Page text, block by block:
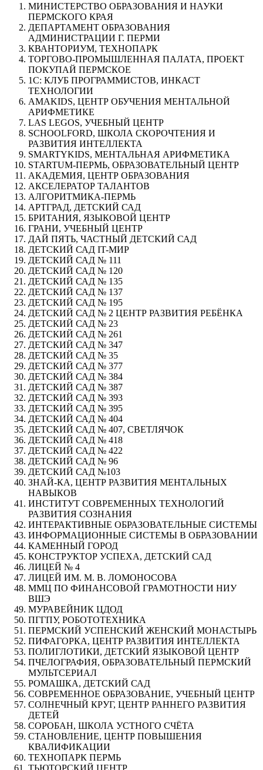
МИНИСТЕРСТВО ОБРАЗОВАНИЯ И НАУКИ
ПЕРМСКОГО КРАЯ
ДЕПАРТАМЕНТ ОБРАЗОВАНИЯ
АДМИНИСТРАЦИИ Г. ПЕРМИ
КВАНТОРИУМ, ТЕХНОПАРК
ТОРГОВО-ПРОМЫШЛЕННАЯ ПАЛАТА, ПРОЕКТ
ПОКУПАЙ ПЕРМСКОЕ
1С: КЛУБ ПРОГРАММИСТОВ, ИНКАСТ
ТЕХНОЛОГИИ
AMAKIDS, ЦЕНТР ОБУЧЕНИЯ МЕНТАЛЬНОЙ
АРИФМЕТИКЕ
LAS LEGOS, УЧЕБНЫЙ ЦЕНТР
SCHOOLFORD, ШКОЛА СКОРОЧТЕНИЯ И
РАЗВИТИЯ ИНТЕЛЛЕКТА
SMARTYKIDS, МЕНТАЛЬНАЯ АРИФМЕТИКА
STARTUM-ПЕРМЬ, ОБРАЗОВАТЕЛЬНЫЙ ЦЕНТР
АКАДЕМИЯ, ЦЕНТР ОБРАЗОВАНИЯ
АКСЕЛЕРАТОР ТАЛАНТОВ
АЛГОРИТМИКА-ПЕРМЬ
АРТГРАД, ДЕТСКИЙ САД
БРИТАНИЯ, ЯЗЫКОВОЙ ЦЕНТР
ГРАНИ, УЧЕБНЫЙ ЦЕНТР
ДАЙ ПЯТЬ, ЧАСТНЫЙ ДЕТСКИЙ САД
ДЕТСКИЙ САД IT-МИР
ДЕТСКИЙ САД № 111
ДЕТСКИЙ САД № 120
ДЕТСКИЙ САД № 135
ДЕТСКИЙ САД № 137
ДЕТСКИЙ САД № 195
ДЕТСКИЙ САД № 2 ЦЕНТР РАЗВИТИЯ РЕБЁНКА
ДЕТСКИЙ САД № 23
ДЕТСКИЙ САД № 261
ДЕТСКИЙ САД № 347
ДЕТСКИЙ САД № 35
ДЕТСКИЙ САД № 377
ДЕТСКИЙ САД № 384
ДЕТСКИЙ САД № 387
ДЕТСКИЙ САД № 393
ДЕТСКИЙ САД № 395
ДЕТСКИЙ САД № 404
ДЕТСКИЙ САД № 407, СВЕТЛЯЧОК
ДЕТСКИЙ САД № 418
ДЕТСКИЙ САД № 422
ДЕТСКИЙ САД № 96
ДЕТСКИЙ САД №103
ЗНАЙ-КА, ЦЕНТР РАЗВИТИЯ МЕНТАЛЬНЫХ
НАВЫКОВ
ИНСТИТУТ СОВРЕМЕННЫХ ТЕХНОЛОГИЙ
РАЗВИТИЯ СОЗНАНИЯ
ИНТЕРАКТИВНЫЕ ОБРАЗОВАТЕЛЬНЫЕ СИСТЕМЫ
ИНФОРМАЦИОННЫЕ СИСТЕМЫ В ОБРАЗОВАНИИ
КАМЕННЫЙ ГОРОД
КОНСТРУКТОР УСПЕХА, ДЕТСКИЙ САД
ЛИЦЕЙ № 4
ЛИЦЕЙ ИМ. М. В. ЛОМОНОСОВА
ММЦ ПО ФИНАНСОВОЙ ГРАМОТНОСТИ НИУ
ВШЭ
МУРАВЕЙНИК ЦДОД
ПГГПУ, РОБОТОТЕХНИКА
ПЕРМСКИЙ УСПЕНСКИЙ ЖЕНСКИЙ МОНАСТЫРЬ
ПИФАГОРКА, ЦЕНТР РАЗВИТИЯ ИНТЕЛЛЕКТА
ПОЛИГЛОТИКИ, ДЕТСКИЙ ЯЗЫКОВОЙ ЦЕНТР
ПЧЕЛОГРАФИЯ, ОБРАЗОВАТЕЛЬНЫЙ ПЕРМСКИЙ
МУЛЬТСЕРИАЛ
РОМАШКА, ДЕТСКИЙ САД
СОВРЕМЕННОЕ ОБРАЗОВАНИЕ, УЧЕБНЫЙ ЦЕНТР
СОЛНЕЧНЫЙ КРУГ, ЦЕНТР РАННЕГО РАЗВИТИЯ
ДЕТЕЙ
СОРОБАН, ШКОЛА УСТНОГО СЧЁТА
СТАНОВЛЕНИЕ, ЦЕНТР ПОВЫШЕНИЯ
КВАЛИФИКАЦИИ
ТЕХНОПАРК ПЕРМЬ
ТЬЮТОРСКИЙ ЦЕНТР